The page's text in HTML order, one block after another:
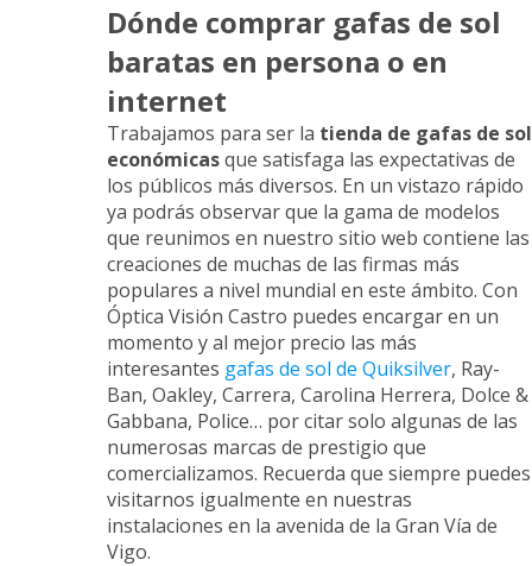
Dónde comprar gafas de sol
baratas en persona o en
internet
Trabajamos para ser la tienda de gafas de sol
económicasque satisfaga las expectativas de
los públicos más diversos. En un vistazo rápido
ya podrás observar que la gama de modelos
que reunimos en nuestro sitio web contiene las
creaciones de muchas de las firmas más
populares a nivel mundial en este ámbito. Con
Óptica Visión Castro puedes encargar en un
momento y al mejor precio las más
interesantes gafas de sol de Quiksilver, Ray-
Ban, Oakley, Carrera, Carolina Herrera, Dolce &
Gabbana, Police… por citar solo algunas de las
numerosas marcas de prestigio que
comercializamos. Recuerda que siempre puedes
visitarnos igualmente en nuestras
instalaciones en la avenida de la Gran Vía de
Vigo.